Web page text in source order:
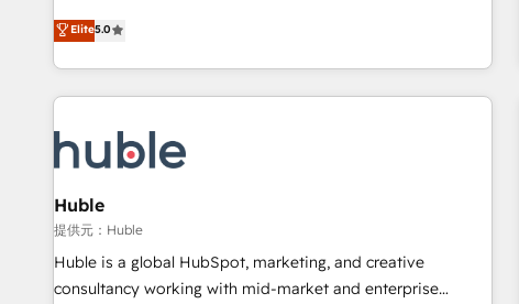
one of our globally integrated teams has worked with
clients just like you Let’s explore whether S2 is the partner
development. We specialize in multi-hub implementations
for mid-market & enterprise companies. We are woman-
owned, powered by coffee, and we ❤️ dogs. We produce
award-winning work for our clients. 🏆2023 Technical
Award 🏆2022 Platform Migration Excellence Impact Award
🏆2020 Elite Solutions Partner 🏆2019 Integrations HubSpot
Impact Award 🏆2019 Marketing Enablement HubSpot
Impact Award 🏆2018 Website Design HubSpot Impact
Award 🏆2017 Website Design HubSpot Impact Award 🏆
2016 Growth-Driven Design Agency of the Year 🏆2016
Elite5.0
Huble
提供元：Huble
Huble is a global HubSpot, marketing, and creative
consultancy working with mid-market and enterprise